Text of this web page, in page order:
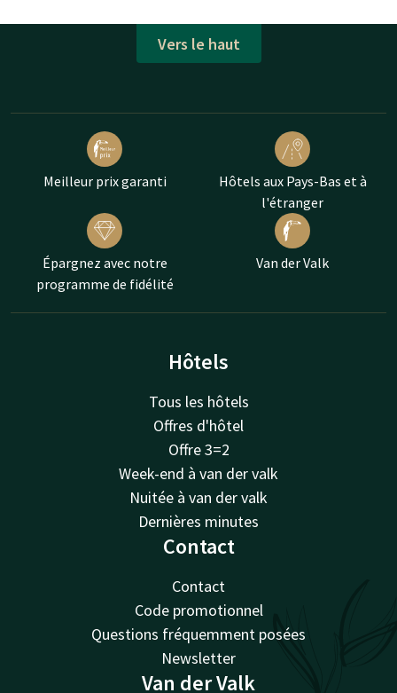
Vers le haut
Meilleur prix garanti
Hôtels aux Pays-Bas et à
l'étranger
Épargnez avec notre
programme de fidélité
Van der Valk
Hôtels
Tous les hôtels
Offres d'hôtel
Offre 3=2
Week-end à van der valk
Nuitée à van der valk
Dernières minutes
Contact
Contact
Code promotionnel
Questions fréquemment posées
Newsletter
Van der Valk